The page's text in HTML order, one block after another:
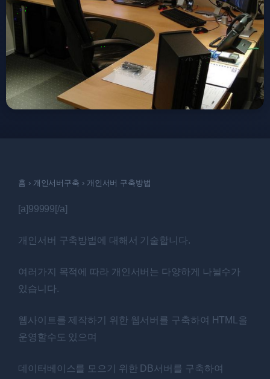
홈 › 개인서버구축 › 개인서버 구축방법
[a]99999[/a]
개인서버 구축방법에 대해서 기술합니다.
여러가지 목적에 따라 개인서버는 다양하게 나뉠수가
있습니다.
웹사이트를 제작하기 위한 웹서버를 구축하여 HTML을
운영할수도 있으며
데이터베이스를 모으기 위한 DB서버를 구축하여